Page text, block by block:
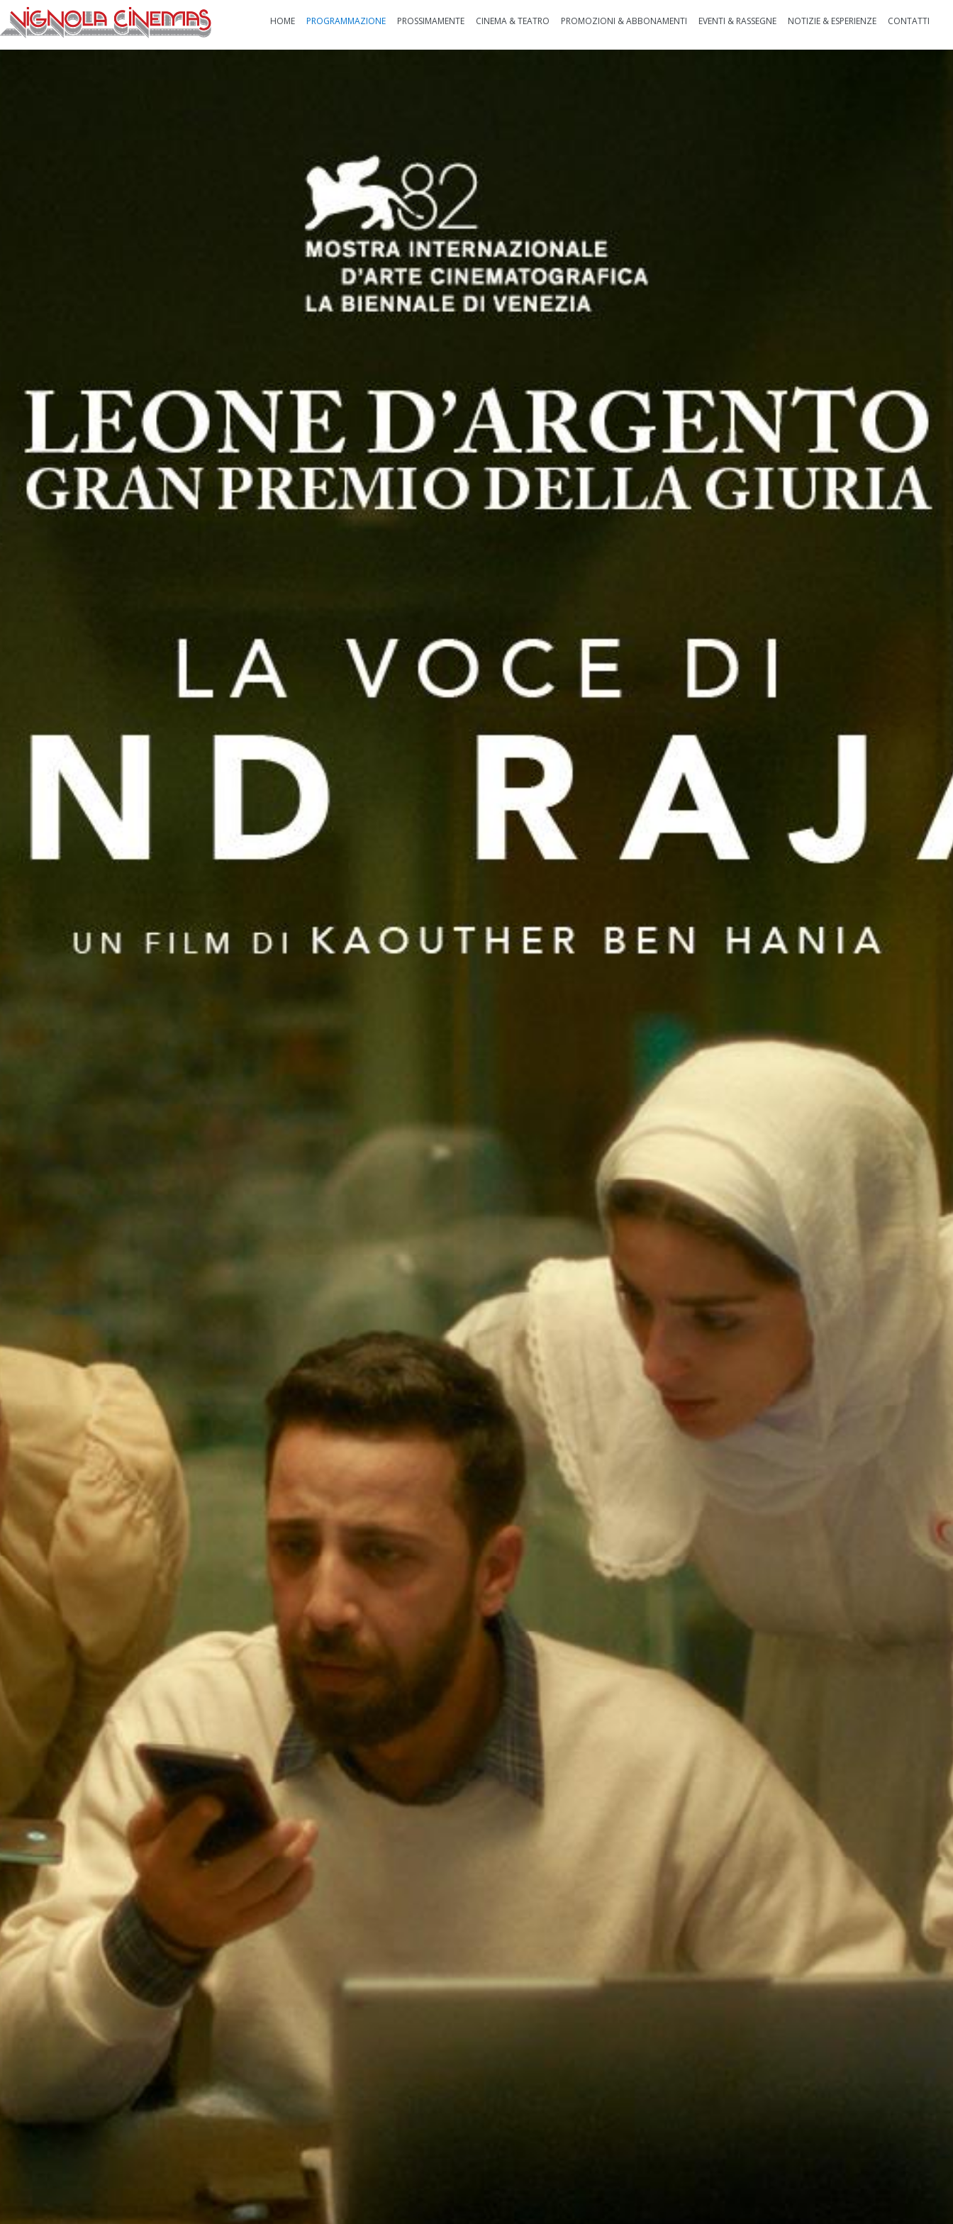
HOME PROGRAMMAZIONE PROSSIMAMENTE CINEMA & TEATRO PROMOZIONI & ABBONAMENTI EVENTI & RASSEGNE NOTIZIE & ESPERIENZE CONTATTI